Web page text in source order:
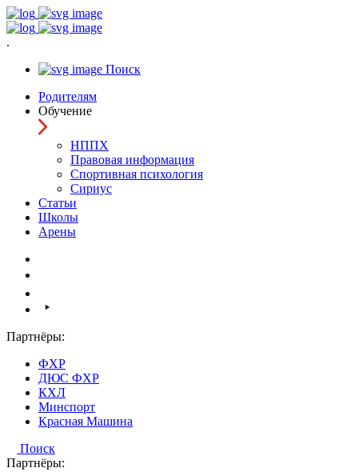
.
Поиск
Родителям
Обучение
НППХ
Правовая информация
Спортивная психология
Cириус
Статьи
Школы
Арены
Партнёры:
ФХР
ДЮС ФХР
КХЛ
Минспорт
Красная Машина
Поиск
Партнёры: